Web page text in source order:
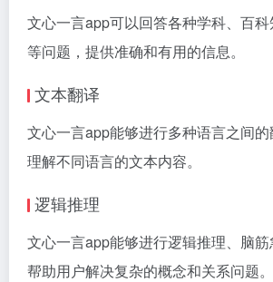
文心一言app可以回答各种学科、百
等问题，提供准确和有用的信息。
文本翻译
文心一言app能够进行多种语言之间
理解不同语言的文本内容。
逻辑推理
文心一言app能够进行逻辑推理、脑筋
帮助用户解决复杂的概念和关系问题。